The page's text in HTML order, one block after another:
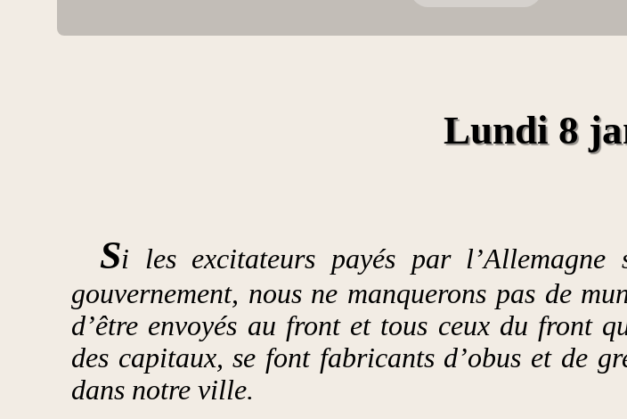
Lundi 8
Si les excitateurs payés par l’Allemagne
gouvernement, nous ne manquerons pas de
d’être envoyés au front et tous ceux du front
des capitaux, se font fabricants d’obus et de
dans notre ville.